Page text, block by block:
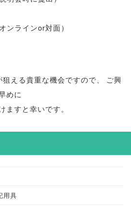
オンラインor対面）
える貴重な機会ですので
ご興
めに
ますと幸いです。
用具